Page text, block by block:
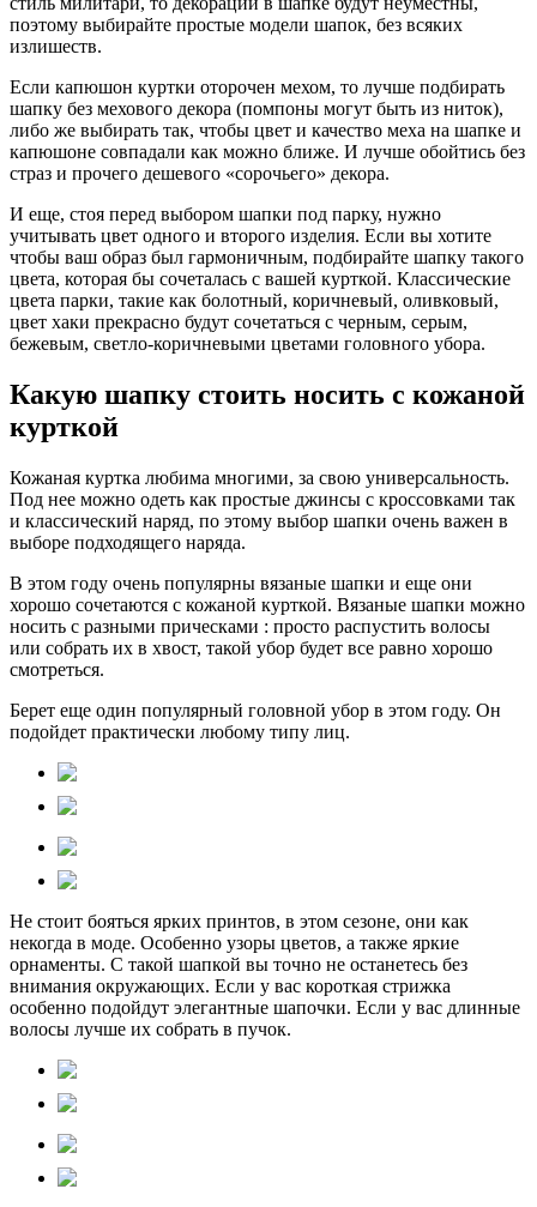
поэтому выбирайте простые модели шапок, без всяких
излишеств.
Если капюшон куртки оторочен мехом, то лучше подбирать
шапку без мехового декора (помпоны могут быть из ниток),
либо же выбирать так, чтобы цвет и качество меха на шапке и
капюшоне совпадали как можно ближе. И лучше обойтись без
страз и прочего дешевого «сорочьего» декора.
И еще, стоя перед выбором шапки под парку, нужно
учитывать цвет одного и второго изделия. Если вы хотите
чтобы ваш образ был гармоничным, подбирайте шапку такого
цвета, которая бы сочеталась с вашей курткой. Классические
цвета парки, такие как болотный, коричневый, оливковый,
цвет хаки прекрасно будут сочетаться с черным, серым,
бежевым, светло-коричневыми цветами головного убора.
Какую шапку стоить носить с кожаной
курткой
Кожаная куртка любима многими, за свою универсальность.
Под нее можно одеть как простые джинсы с кроссовками так
и классический наряд, по этому выбор шапки очень важен в
выборе подходящего наряда.
В этом году очень популярны вязаные шапки и еще они
хорошо сочетаются с кожаной курткой. Вязаные шапки можно
носить с разными прическами : просто распустить волосы
или собрать их в хвост, такой убор будет все равно хорошо
смотреться.
Берет еще один популярный головной убор в этом году. Он
подойдет практически любому типу лиц.
Не стоит бояться ярких принтов, в этом сезоне, они как
некогда в моде. Особенно узоры цветов, а также яркие
орнаменты. С такой шапкой вы точно не останетесь без
внимания окружающих. Если у вас короткая стрижка
особенно подойдут элегантные шапочки. Если у вас длинные
волосы лучше их собрать в пучок.